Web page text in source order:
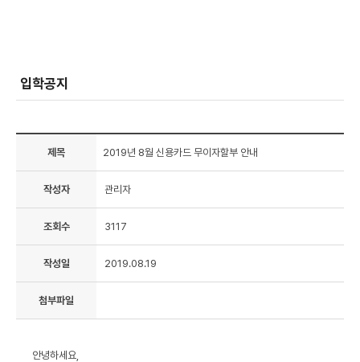
입학공지
제목 2019년 8월 신용카드 무이자할부 안내
작성자 관리자
조회수 3117
작성일 2019.08.19
첨부파일
안녕하세요,